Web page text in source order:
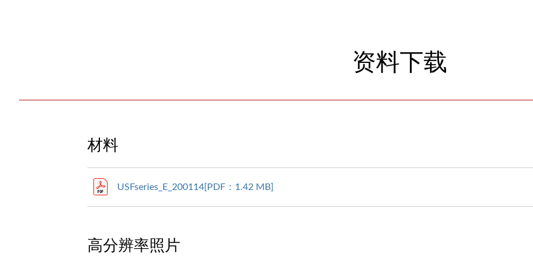
资料下载
材料
USFseries_E_200114[PDF：1.42 MB]
高分辨率照片